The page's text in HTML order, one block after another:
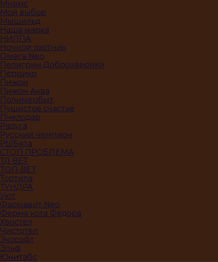
Мнямс
Мой выбор
Мышильд
Наша марка
НИЛПА
Ночной охотник
Омега Neo
Пелигрин Доброзверики
Перрико
Пижон
Пижон Аква
Полимербыт
Пушистое счастье
Пчелодар
Радуга
Русский чемпион
РЫБята
СТОП ПРОБЛЕМА
ТД ВЕТ
ТОП-ВЕТ
Тортила
ТУНДРА
Уют
Фармавит Neo
Ферма кота Фёдора
Хвостел
Чистотел
Экософт
Эльф
Юнитабс